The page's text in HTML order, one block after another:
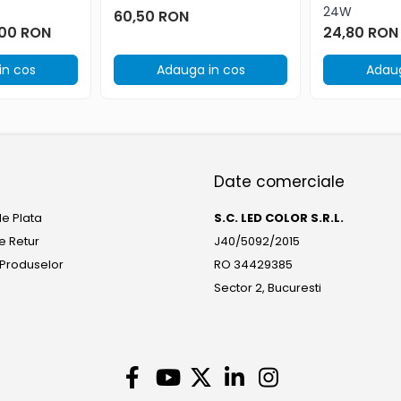
RON
cos
60,50 RON
Adauga in cos
24W
24,80 RON
Plata
Retur
Date comerciale
S.C. LED COLOR S.R.L.
J40/5092/2015
RO 34429385
Sector 2, Bucuresti